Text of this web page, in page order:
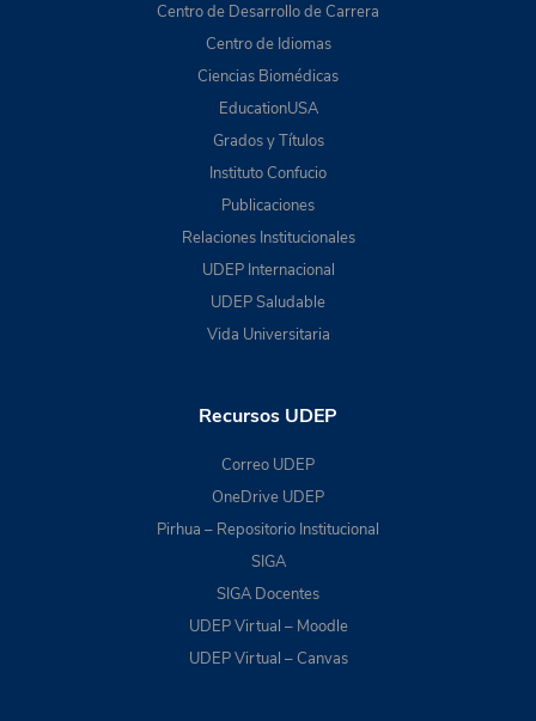
Centro de Desarrollo de Carrera
Centro de Idiomas
Ciencias Biomédicas
EducationUSA
Grados y Títulos
Instituto Confucio
Publicaciones
Relaciones Institucionales
UDEP Internacional
UDEP Saludable
Vida Universitaria
Recursos UDEP
Correo UDEP
OneDrive UDEP
Pirhua – Repositorio Institucional
SIGA
SIGA Docentes
UDEP Virtual – Moodle
UDEP Virtual – Canvas